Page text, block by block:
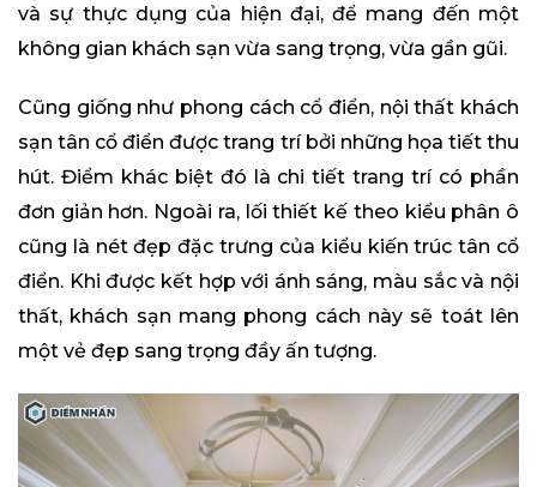
và sự thực dụng của hiện đại, để mang đến một
không gian khách sạn vừa sang trọng, vừa gần gũi.
Cũng giống như phong cách cổ điển, nội thất khách
sạn tân cổ điển được trang trí bởi những họa tiết thu
hút. Điểm khác biệt đó là chi tiết trang trí có phần
đơn giản hơn. Ngoài ra, lối thiết kế theo kiểu phân ô
cũng là nét đẹp đặc trưng của kiểu kiến trúc tân cổ
điển. Khi được kết hợp với ánh sáng, màu sắc và nội
thất, khách sạn mang phong cách này sẽ toát lên
một vẻ đẹp sang trọng đầy ấn tượng.